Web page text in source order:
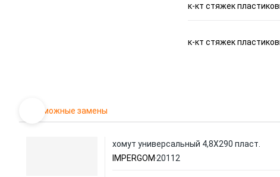
к-кт стяжек
к-кт стяжек
Возможные замены
хомут универсальный 4,8X290 пласт.
IMPERGOM 20112